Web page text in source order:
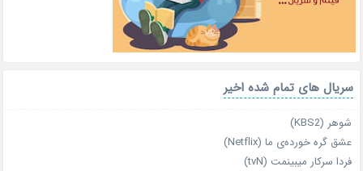
سریال های تمام شده اخیر
شوهر (KBS2)
عشق گره خورده‌ی ما (Netflix)
فردا سرکار میبینمت (tvN)